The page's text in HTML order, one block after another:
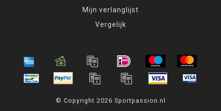
Mijn verlanglijst
Vergelijk
© Copyright 2026 Sportpassion.nl